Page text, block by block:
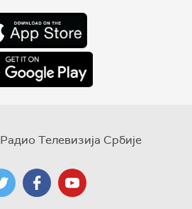
Радио Телевизија Србије